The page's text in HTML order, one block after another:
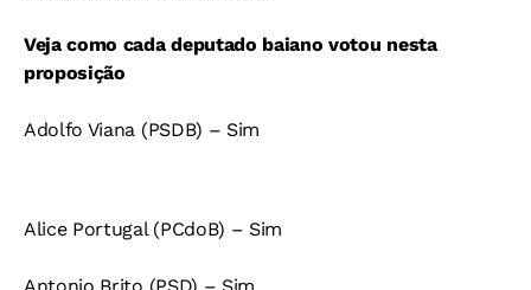
Veja como cada deputado baiano votou nesta
proposição
Adolfo Viana (PSDB) – Sim
Alice Portugal (PCdoB) – Sim
Antonio Brito (PSD) – Sim